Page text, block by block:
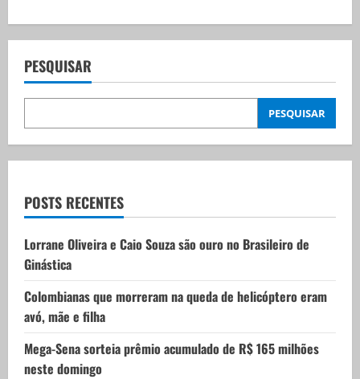
n
a
i
a
t
i
o
n
PESQUISAR
PESQUISAR
POSTS RECENTES
Lorrane Oliveira e Caio Souza são ouro no Brasileiro de
Ginástica
Colombianas que morreram na queda de helicóptero eram
avó, mãe e filha
Mega-Sena sorteia prêmio acumulado de R$ 165 milhões
neste domingo